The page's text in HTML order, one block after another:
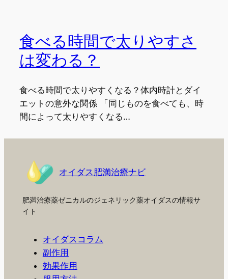
食べる時間で太りやすさ
は変わる？
食べる時間で太りやすくなる？体内時計とダイ
エットの意外な関係 「同じものを食べても、時
間によって太りやすくなる…
オイダス肥満治療ナビ
肥満治療薬ゼニカルのジェネリック薬オイダスの情報サ
イト
オイダスコラム
副作用
効果作用